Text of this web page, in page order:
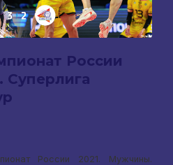
России
России 2021. Мужчины.